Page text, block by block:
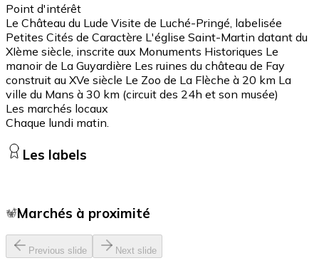
Point d'intérêt
Le Château du Lude Visite de Luché-Pringé, labelisée
Petites Cités de Caractère L'église Saint-Martin datant du
XIème siècle, inscrite aux Monuments Historiques Le
manoir de La Guyardière Les ruines du château de Fay
construit au XVe siècle Le Zoo de La Flèche à 20 km La
ville du Mans à 30 km (circuit des 24h et son musée)
Les marchés locaux
Chaque lundi matin.
Les labels
Marchés à proximité
Previous slide Next slide